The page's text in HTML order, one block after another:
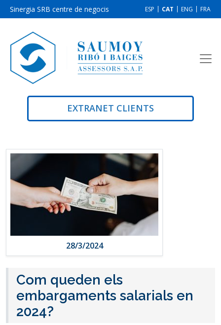
Sinergia SRB centre de negocis ESP CAT ENG FRA
EXTRANET CLIENTS
28/3/2024
Com queden els
embargaments salarials en
2024?